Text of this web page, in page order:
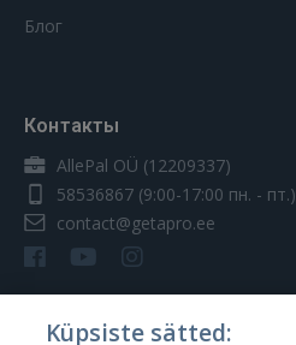
Блог
Контакты
AllePal OÜ (12209337)
58536867 (9:00-17:00 пн. - пт.)
contact@getapro.ee
Küpsiste sätted: